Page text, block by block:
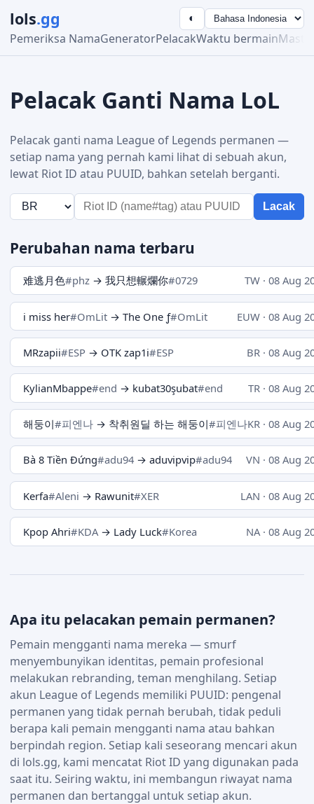
lols.gg
Pemeriksa NamaGeneratorPelacakWaktu bermain
◐
Pelacak Ganti Nama LoL
Pelacak ganti nama League of Legends permanen —
setiap nama yang pernah kami lihat di sebuah akun,
lewat Riot ID atau PUUID, bahkan setelah berganti.
Lacak
Perubahan nama terbaru
难逃月色#phz→ 我只想輾爛你#0729 TW · 08 Aug
i miss her#OmLit→ The One ƒ#OmLit EUW · 08 Aug
MRzapii#ESP → OTK zap1i#ESP BR · 08 Aug
KylianMbappe#end → kubat30şubat#end TR · 08 Aug
해둥이#피엔나→ 착취원딜 하는 해둥이#피엔나KR · 08 Aug
Bà 8 Tiền Đứng#adu94→ aduvipvip#adu94 VN · 08 Aug
Kerfa#Aleni → Rawunit#XER LAN · 08 Aug
Kpop Ahri#KDA→ Lady Luck#Korea NA · 08 Aug
Apa itu pelacakan pemain permanen?
Pemain mengganti nama mereka — smurf
menyembunyikan identitas, pemain profesional
melakukan rebranding, teman menghilang. Setiap
akun League of Legends memiliki PUUID: pengenal
permanen yang tidak pernah berubah, tidak peduli
berapa kali pemain mengganti nama atau bahkan
berpindah region. Setiap kali seseorang mencari akun
di lols.gg, kami mencatat Riot ID yang digunakan pada
saat itu. Seiring waktu, ini membangun riwayat nama
permanen dan bertanggal untuk setiap akun.